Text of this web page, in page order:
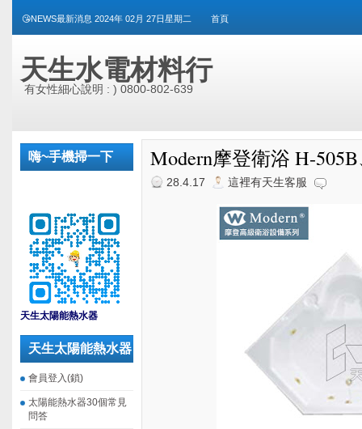
😘NEWS最新消息 2024年 02月 27日星期二 首頁
天生水電材料行
有女性細心說明 : ) 0800-802-639
嗨~手機掃一下
天生太陽能熱水器
天生太陽能熱水器
會員登入(鎖)
太陽能熱水器30個常見
問答
Modern摩登衛浴 H-
28.4.17 這裡有天生客服